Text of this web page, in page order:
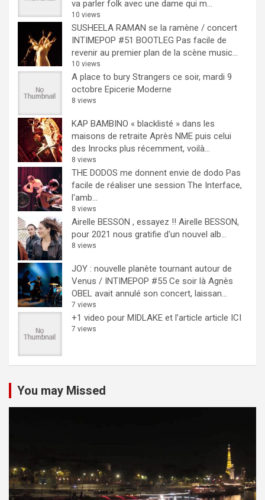
va parler folk avec une dame qui m...
10 views
SUSHEELA RAMAN se la ramène / concert
INTIMEPOP #51 BOOTLEG Pas facile de
revenir au premier plan de la scène music...
10 views
A place to bury Strangers ce soir, mardi 9
octobre Epicerie Moderne
8 views
KAP BAMBINO « blacklisté » dans les
maisons de retraite Après NME puis celui
des Inrocks plus récemment, voilà...
8 views
THE DODOS me donnent envie de dodo Pas
facile de réaliser une session The Interface,
l'amb...
8 views
Airelle BESSON , essayez !! Airelle BESSON,
pour 2021 nous gratifie d'un nouvel alb...
8 views
JOY : nouvelle planète tournant autour de
Venus / INTIMEPOP #55 Ce soir là Agnès
OBEL avait annulé son concert, laissan...
7 views
+1 video pour MIDLAKE et l’article article ICI
7 views
You may Missed